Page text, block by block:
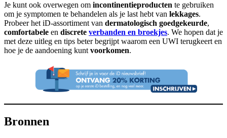
Je kunt ook overwegen om incontinentieproducten te gebruiken
om je symptomen te behandelen als je last hebt van lekkages.
Probeer het iD-assortiment van dermatologisch goedgekeurde,
comfortabele en discrete verbanden en broekjes. We hopen dat je
met deze uitleg en tips beter begrijpt waarom een UWI terugkeert en
hoe je de aandoening kuntvoorkomen.
Bronnen